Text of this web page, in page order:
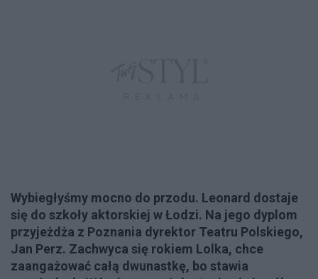
Wybiegłyśmy mocno do przodu. Leonard dostaje
się do szkoły aktorskiej w Łodzi. Na jego dyplom
przyjeżdża z Poznania dyrektor Teatru Polskiego,
Jan Perz. Zachwyca się rokiem Lolka, chce
zaangażować całą dwunastkę, bo stawia